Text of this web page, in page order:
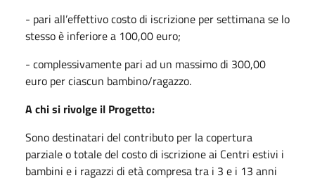
- pari all’effettivo costo di iscrizione per settimana se lo
stesso è inferiore a 100,00 euro;
- complessivamente pari ad un massimo di 300,00
euro per ciascun bambino/ragazzo.
A chi si rivolge il Progetto:
Sono destinatari del contributo per la copertura
parziale o totale del costo di iscrizione ai Centri estivi i
bambini e i ragazzi di età compresa tra i 3 e i 13 anni